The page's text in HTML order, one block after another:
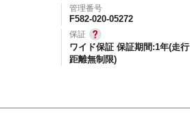
管理番号
F582-020-05272
保証
ワイド保証 保証期間:1年(走行
距離無制限)